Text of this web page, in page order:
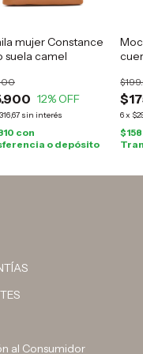
mujer Constance
suela camel
12% OFF
sin interés
con
o depósito
6x
al Consumidor